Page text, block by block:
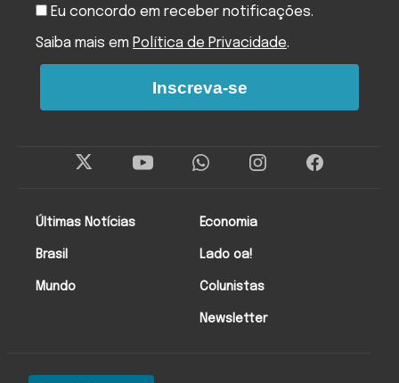
Últimas Notícias
Brasil
Mundo
Economia
Lado oa!
Colunistas
Newsletter
Eu concordo em receber notificações.
Saiba mais em Política de Privacidade.
Inscreva-se